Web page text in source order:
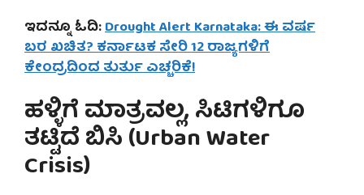
ಇದನ್ನೂ ಓದಿ:Drought Alert Karnataka: ಈ ವರ್ಷ
ಬರ ಖಚಿತ? ಕರ್ನಾಟಕ ಸೇರಿ 12 ರಾಜ್ಯಗಳಿಗೆ
ಕೇಂದ್ರದಿಂದ ತುರ್ತು ಎಚ್ಚರಿಕೆ!
ಹಳ್ಳಿಗೆ ಮಾತ್ರವಲ್ಲ, ಸಿಟಿಗಳಿಗೂ
ತಟ್ಟಿದೆ ಬಿಸಿ (Urban Water
Crisis)